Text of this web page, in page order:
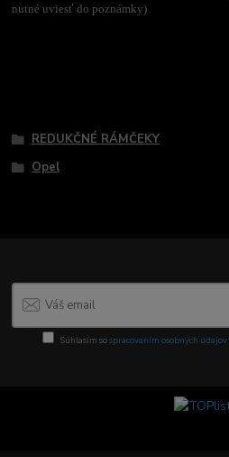
nutné uviesť do poznámky)
REDUKČNÉ RÁMČEKY
Opel
Súhlasím sospracovaním osobných údajov